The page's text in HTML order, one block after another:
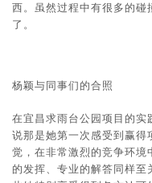
西。虽然过程中有很多的碰
了。
杨颖与同事们的合照
在宜昌求雨台公园项目的实
说那是她第一次感受到赢得
觉，在非常激烈的竞争环境
的发挥、专业的解答同样至